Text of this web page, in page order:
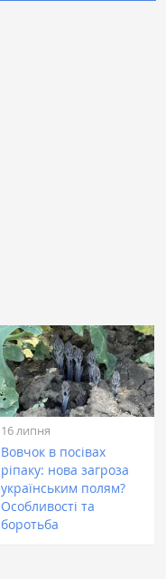
16 липня
Вовчок в посівах
ріпаку: нова загроза
українським полям?
Особливості та
боротьба